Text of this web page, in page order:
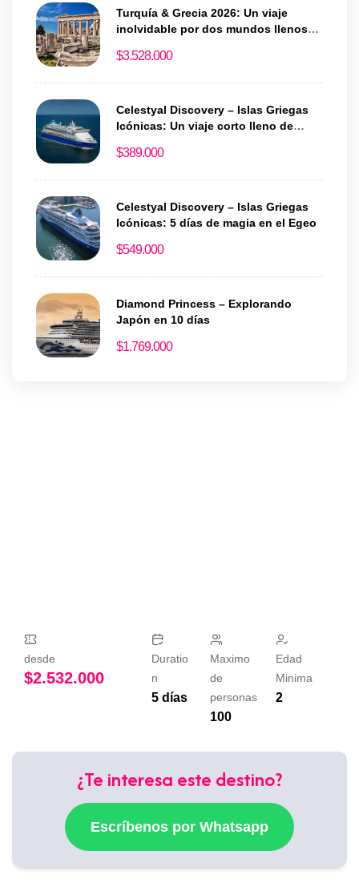
Turquía & Grecia 2026: Un viaje
inolvidable por dos mundos llenos
$3.528.000
Celestyal Discovery – Islas Griegas
Icónicas: Un viaje corto lleno de
$389.000
Celestyal Discovery – Islas Griegas
Icónicas: 5 días de magia en el Egeo
$549.000
Diamond Princess – Explorando
Japón en 10 días
$1.769.000
desde
$2.532.000
Duratio
n
5 días
Maximo
de
personas
100
Edad
Minima
2
¿Te interesa este destino?
Escríbenos por Whatsapp